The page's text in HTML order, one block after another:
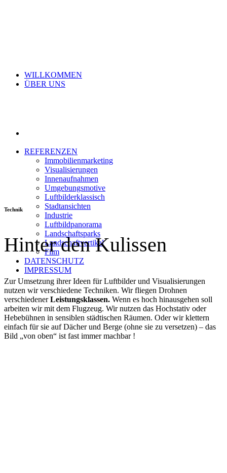
WILLKOMMEN
ÜBER UNS
REFERENZEN
Immobilienmarketing
Visualisierungen
Innenaufnahmen
Umgebungsmotive
Luftbilderklassisch
Stadtansichten
Industrie
Luftbildpanorama
Landschaftsparks
Landschaftvertikal
Film
DATENSCHUTZ
IMPRESSUM
Technik
Hinter den Kulissen
Zur Umsetzung ihrer Ideen für Luftbilder und Visualisierungen
nutzen wir verschiedene Techniken. Wir fliegen Drohnen
verschiedenerLeistungsklassen. Wenn es hoch hinausgehen soll
arbeiten wir mit dem Flugzeug. Wir nutzen das Hochstativ oder
Hebebühnen in sensiblen städtischen Räumen. Oder wir klettern
einfach für sie auf Dächer und Berge (ohne sie zu versetzen) – das
Bild „von oben“ ist fast immer machbar !